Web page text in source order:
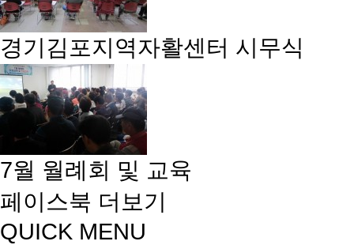
경기김포지역자활센터 시무식
7월 월례회 및 교육
페이스북 더보기
QUICK MENU